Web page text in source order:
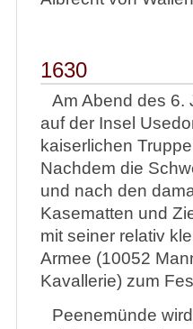
1630
Am Abend des 6.
auf der Insel
kaiserlichen
Nachdem die
und nach den
Kasematten und
mit seiner relativ
Armee (10052
Kavallerie) zum
Peenemünde